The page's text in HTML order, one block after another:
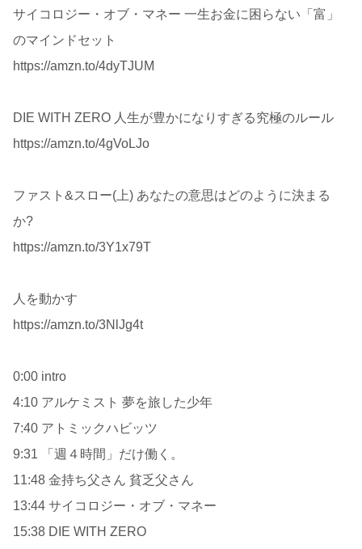
サイコロジー・オブ・マネー 一生お金に困らない「富」
のマインドセット
https://amzn.to/4dyTJUM
DIE WITH ZERO 人生が豊かになりすぎる究極のルール
https://amzn.to/4gVoLJo
ファスト&スロー(上) あなたの意思はどのように決まる
か?
https://amzn.to/3Y1x79T
人を動かす
https://amzn.to/3NlJg4t
0:00 intro
4:10 アルケミスト 夢を旅した少年
7:40 アトミックハビッツ
9:31 「週４時間」だけ働く。
11:48 金持ち父さん 貧乏父さん
13:44 サイコロジー・オブ・マネー
15:38 DIE WITH ZERO